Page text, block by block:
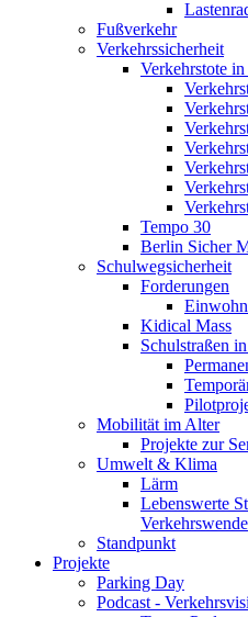
Fußverkehr
Verkehrssicherheit
Verkehrstote
Tempo 30
Berlin Sicher
Schulwegsicherheit
Forderungen
Kidical Mass
Schulstraßen
Mobilität im Alter
Projekte zur
Umwelt & Klima
Lärm
Lebenswerte
Verkehrswende
Standpunkt
Projekte
Parking Day
Podcast -